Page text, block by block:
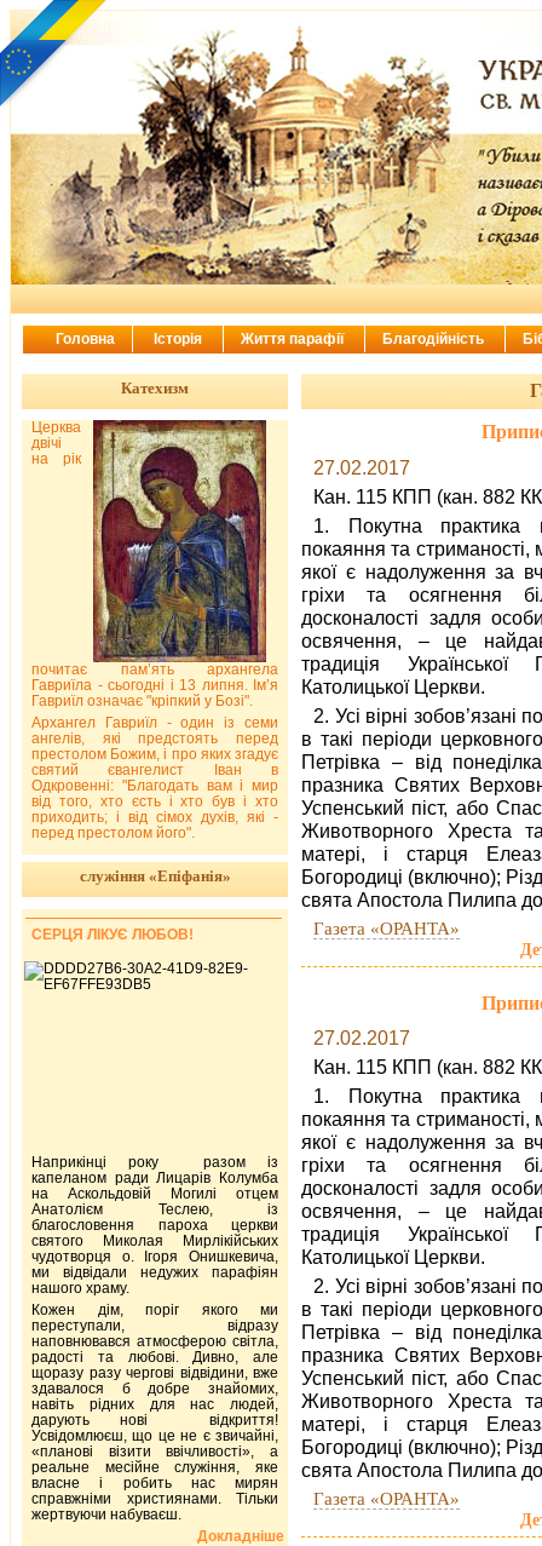
27.02.2017
Кан. 115 КПП (кан. 882
1. Покутна практика
покаяння та стриманості,
якої є надолуження за
гріхи та осягнення
досконалості задля
освячення, – це
традиція Української
Католицької Церкви.
2. Усі вірні зобов’язані
в такі періоди
Петрівка – від
празника Святих
Успенський піст, або
Животворного Хреста
матері, і старця
Богородиці (включно);
свята Апостола Пилипа до
Газета «ОРАНТА»
27.02.2017
Кан. 115 КПП (кан. 882
1. Покутна практика
покаяння та стриманості,
якої є надолуження за
гріхи та осягнення
досконалості задля
освячення, – це
традиція Української
Католицької Церкви.
2. Усі вірні зобов’язані
в такі періоди
Петрівка – від
празника Святих
Успенський піст, або
Животворного Хреста
матері, і старця
Богородиці (включно);
свята Апостола Пилипа до
Газета «ОРАНТА»
Катехизм
Церква
двічі
на рік
почитає пам’ять архангела
Гавриїла - сьогодні і 13 липня. Ім’я
Гавриїл означає "кріпкий у Бозі".
Архангел Гавриїл - один із семи
ангелів, які предстоять перед
престолом Божим, і про яких згадує
святий євангелист Іван в
Одкровенні: "Благодать вам і мир
від того, хто єсть і хто був і хто
приходить; і від сімох духів, які -
перед престолом його".
служіння «Епіфанія»
СЕРЦЯ ЛІКУЄ ЛЮБОВ!
Наприкінці року разом із
капеланом ради Лицарів Колумба
на Аскольдовій Могилі отцем
Анатолієм Теслею, із
благословення пароха церкви
святого Миколая Мирлікійських
чудотворця о. Ігоря Онишкевича,
ми відвідали недужих парафіян
нашого храму.
Кожен дім, поріг якого ми
переступали, відразу
наповнювався атмосферою світла,
радості та любові. Дивно, але
щоразу разу чергові відвідини, вже
здавалося б добре знайомих,
навіть рідних для нас людей,
дарують нові відкриття!
Усвідомлюєш, що це не є звичайні,
«планові візити ввічливості», а
реальне месійне служіння, яке
власне і робить нас мирян
справжніми християнами. Тільки
жертвуючи набуваєш.
Докладніше
Головна Історія Життя парафії Благодійність